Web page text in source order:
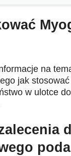
na
jak
w ulotce